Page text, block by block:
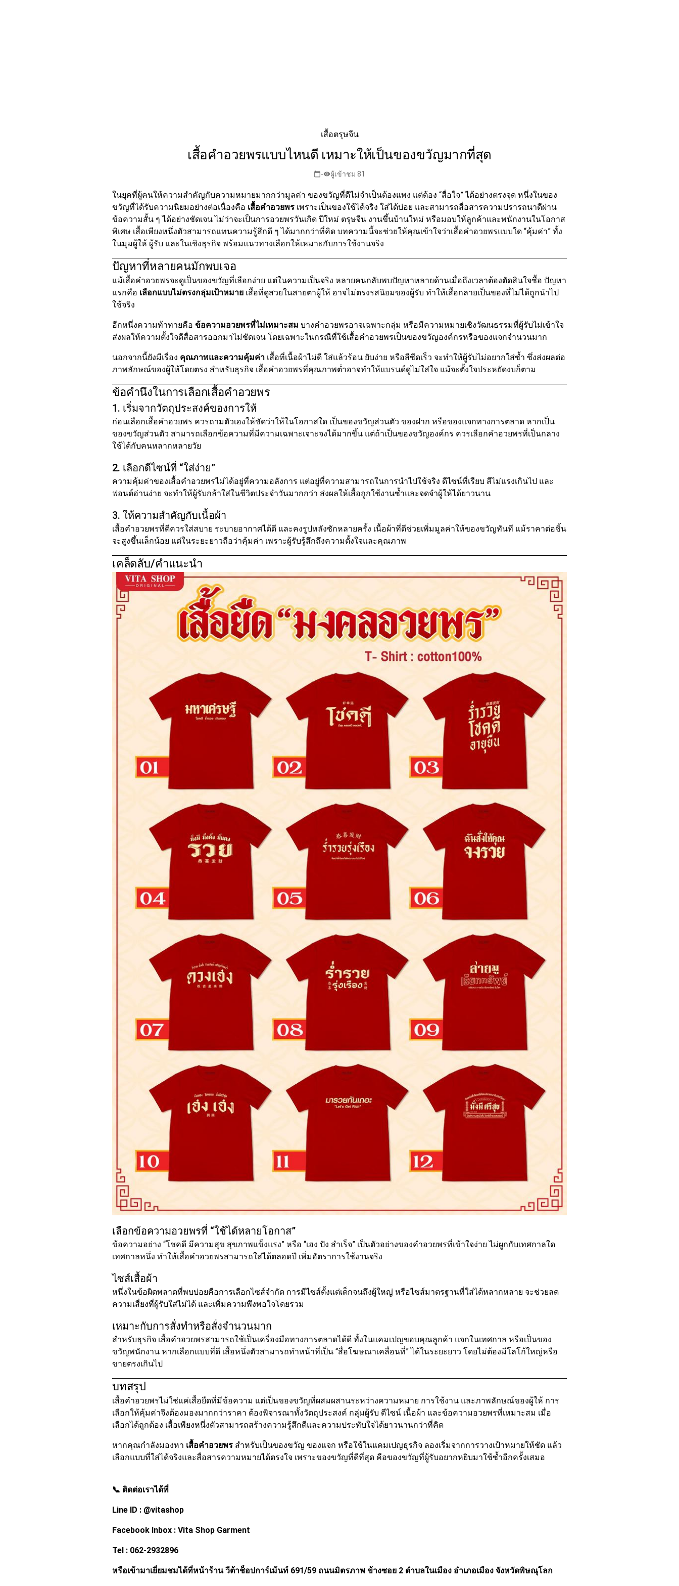
เสื้อตรุษจีน
เสื้อคำอวยพรแบบไหนดี เหมาะให้เป็นของขวัญมากที่สุด
calendar_today-visibilityผู้เข้าชม 81
ในยุคที่ผู้คนให้ความสำคัญกับความหมายมากกว่ามูลค่า ของขวัญที่ดีไม่จำเป็นต้องแพง แต่ต้อง “สื่อใจ” ได้อย่างตรงจุด หนึ่งในของ
ขวัญที่ได้รับความนิยมอย่างต่อเนื่องคือ เสื้อคำอวยพร เพราะเป็นของใช้ได้จริง ใส่ได้บ่อย และสามารถสื่อสารความปรารถนาดีผ่าน
ข้อความสั้น ๆ ได้อย่างชัดเจน ไม่ว่าจะเป็นการอวยพรวันเกิด ปีใหม่ ตรุษจีน งานขึ้นบ้านใหม่ หรือมอบให้ลูกค้าและพนักงานในโอกาส
พิเศษ เสื้อเพียงหนึ่งตัวสามารถแทนความรู้สึกดี ๆ ได้มากกว่าที่คิด บทความนี้จะช่วยให้คุณเข้าใจว่าเสื้อคำอวยพรแบบใด “คุ้มค่า” ทั้ง
ในมุมผู้ให้ ผู้รับ และในเชิงธุรกิจ พร้อมแนวทางเลือกให้เหมาะกับการใช้งานจริง
ปัญหาที่หลายคนมักพบเจอ
แม้เสื้อคำอวยพรจะดูเป็นของขวัญที่เลือกง่าย แต่ในความเป็นจริง หลายคนกลับพบปัญหาหลายด้านเมื่อถึงเวลาต้องตัดสินใจซื้อ ปัญหา
แรกคือ เลือกแบบไม่ตรงกลุ่มเป้าหมาย เสื้อที่ดูสวยในสายตาผู้ให้ อาจไม่ตรงรสนิยมของผู้รับ ทำให้เสื้อกลายเป็นของที่ไม่ได้ถูกนำไป
ใช้จริง
อีกหนึ่งความท้าทายคือ ข้อความอวยพรที่ไม่เหมาะสม บางคำอวยพรอาจเฉพาะกลุ่ม หรือมีความหมายเชิงวัฒนธรรมที่ผู้รับไม่เข้าใจ
ส่งผลให้ความตั้งใจดีสื่อสารออกมาไม่ชัดเจน โดยเฉพาะในกรณีที่ใช้เสื้อคำอวยพรเป็นของขวัญองค์กรหรือของแจกจำนวนมาก
นอกจากนี้ยังมีเรื่อง คุณภาพและความคุ้มค่า เสื้อที่เนื้อผ้าไม่ดี ใส่แล้วร้อน ยับง่าย หรือสีซีดเร็ว จะทำให้ผู้รับไม่อยากใส่ซ้ำ ซึ่งส่งผลต่อ
ภาพลักษณ์ของผู้ให้โดยตรง สำหรับธุรกิจ เสื้อคำอวยพรที่คุณภาพต่ำอาจทำให้แบรนด์ดูไม่ใส่ใจ แม้จะตั้งใจประหยัดงบก็ตาม
ข้อคำนึงในการเลือกเสื้อคำอวยพร
1. เริ่มจากวัตถุประสงค์ของการให้
ก่อนเลือกเสื้อคำอวยพร ควรถามตัวเองให้ชัดว่าให้ในโอกาสใด เป็นของขวัญส่วนตัว ของฝาก หรือของแจกทางการตลาด หากเป็น
ของขวัญส่วนตัว สามารถเลือกข้อความที่มีความเฉพาะเจาะจงได้มากขึ้น แต่ถ้าเป็นของขวัญองค์กร ควรเลือกคำอวยพรที่เป็นกลาง
ใช้ได้กับคนหลากหลายวัย
2. เลือกดีไซน์ที่ “ใส่ง่าย”
ความคุ้มค่าของเสื้อคำอวยพรไม่ได้อยู่ที่ความอลังการ แต่อยู่ที่ความสามารถในการนำไปใช้จริง ดีไซน์ที่เรียบ สีไม่แรงเกินไป และ
ฟอนต์อ่านง่าย จะทำให้ผู้รับกล้าใส่ในชีวิตประจำวันมากกว่า ส่งผลให้เสื้อถูกใช้งานซ้ำและจดจำผู้ให้ได้ยาวนาน
3. ให้ความสำคัญกับเนื้อผ้า
เสื้อคำอวยพรที่ดีควรใส่สบาย ระบายอากาศได้ดี และคงรูปหลังซักหลายครั้ง เนื้อผ้าที่ดีช่วยเพิ่มมูลค่าให้ของขวัญทันที แม้ราคาต่อชิ้น
จะสูงขึ้นเล็กน้อย แต่ในระยะยาวถือว่าคุ้มค่า เพราะผู้รับรู้สึกถึงความตั้งใจและคุณภาพ
เคล็ดลับ/คำแนะนำ
เลือกข้อความอวยพรที่ “ใช้ได้หลายโอกาส”
ข้อความอย่าง “โชคดี มีความสุข สุขภาพแข็งแรง” หรือ “เฮง ปัง สำเร็จ” เป็นตัวอย่างของคำอวยพรที่เข้าใจง่าย ไม่ผูกกับเทศกาลใด
เทศกาลหนึ่ง ทำให้เสื้อคำอวยพรสามารถใส่ได้ตลอดปี เพิ่มอัตราการใช้งานจริง
ไซส์เสื้อผ้า
หนึ่งในข้อผิดพลาดที่พบบ่อยคือการเลือกไซส์จำกัด การมีไซส์ตั้งแต่เด็กจนถึงผู้ใหญ่ หรือไซส์มาตรฐานที่ใส่ได้หลากหลาย จะช่วยลด
ความเสี่ยงที่ผู้รับใส่ไม่ได้ และเพิ่มความพึงพอใจโดยรวม
เหมาะกับการสั่งทำหรือสั่งจำนวนมาก
สำหรับธุรกิจ เสื้อคำอวยพรสามารถใช้เป็นเครื่องมือทางการตลาดได้ดี ทั้งในแคมเปญขอบคุณลูกค้า แจกในเทศกาล หรือเป็นของ
ขวัญพนักงาน หากเลือกแบบที่ดี เสื้อหนึ่งตัวสามารถทำหน้าที่เป็น “สื่อโฆษณาเคลื่อนที่” ได้ในระยะยาว โดยไม่ต้องมีโลโก้ใหญ่หรือ
ขายตรงเกินไป
บทสรุป
เสื้อคำอวยพรไม่ใช่แค่เสื้อยืดที่มีข้อความ แต่เป็นของขวัญที่ผสมผสานระหว่างความหมาย การใช้งาน และภาพลักษณ์ของผู้ให้ การ
เลือกให้คุ้มค่าจึงต้องมองมากกว่าราคา ต้องพิจารณาทั้งวัตถุประสงค์ กลุ่มผู้รับ ดีไซน์ เนื้อผ้า และข้อความอวยพรที่เหมาะสม เมื่อ
เลือกได้ถูกต้อง เสื้อเพียงหนึ่งตัวสามารถสร้างความรู้สึกดีและความประทับใจได้ยาวนานกว่าที่คิด
หากคุณกำลังมองหา เสื้อคำอวยพร สำหรับเป็นของขวัญ ของแจก หรือใช้ในแคมเปญธุรกิจ ลองเริ่มจากการวางเป้าหมายให้ชัด แล้ว
เลือกแบบที่ใส่ได้จริงและสื่อสารความหมายได้ตรงใจ เพราะของขวัญที่ดีที่สุด คือของขวัญที่ผู้รับอยากหยิบมาใช้ซ้ำอีกครั้งเสมอ
📞 ติดต่อเราได้ที่
Line ID : @vitashop
Facebook Inbox : Vita Shop Garment
Tel : 062-2932896
หรือเข้ามาเยี่ยมชมได้ที่หน้าร้าน วีต้าช็อปการ์เม้นท์ 691/59 ถนนมิตรภาพ ข้างซอย 2 ตำบลในเมือง อำเภอเมือง จังหวัดพิษณุโลก